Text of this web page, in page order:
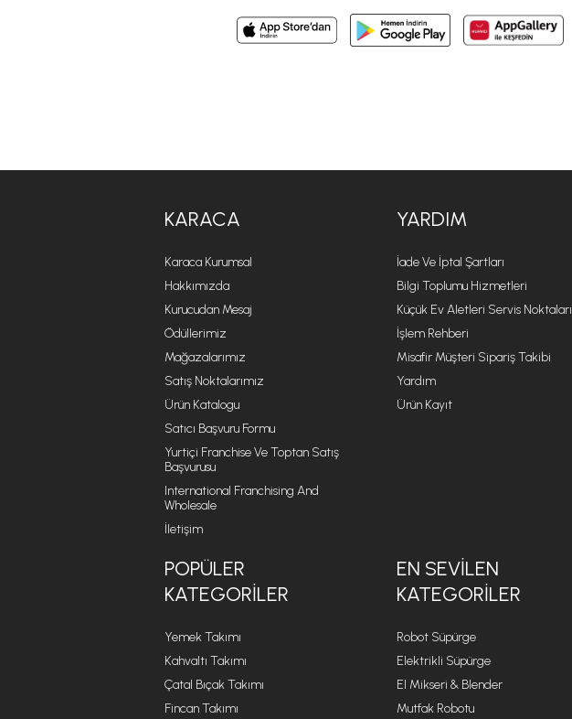
KARACA
Karaca Kurumsal
Hakkımızda
Kurucudan Mesaj
Ödüllerimiz
Mağazalarımız
Satış Noktalarımız
Ürün Katalogu
Satıcı Başvuru Formu
Yurtiçi Franchise Ve Toptan Satış
Başvurusu
International Franchising And
Wholesale
İletişim
YARDIM
İade Ve İptal Şartları
Bilgi Toplumu Hizmetleri
Küçük Ev Aletleri Servis Noktaları
İşlem Rehberi
Misafir Müşteri Sipariş Takibi
Yardım
Ürün Kayıt
POPÜLER
KATEGORILER
Yemek Takımı
Kahvaltı Takımı
Çatal Bıçak Takımı
Fincan Takımı
EN SEVILEN
KATEGORILER
Robot Süpürge
Elektrikli Süpürge
El Mikseri & Blender
Mutfak Robotu